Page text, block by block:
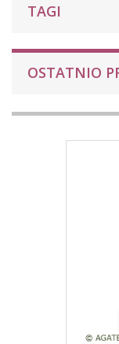
TAGI
OSTATNIO